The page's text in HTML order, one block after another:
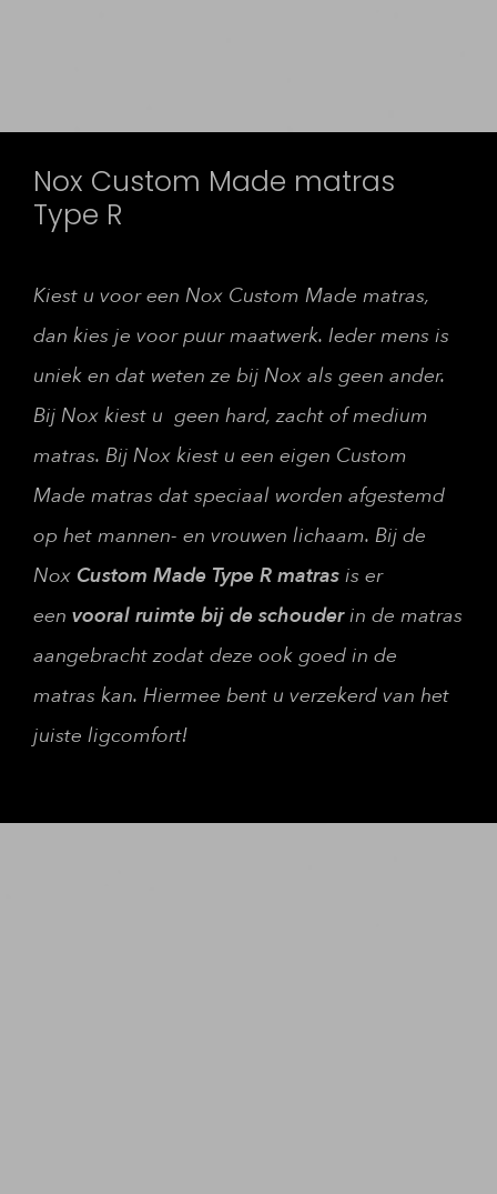
Nox Custom Made matras
Type R
Kiest u voor een Nox Custom Made matras,
dan kies je voor puur maatwerk. Ieder mens is
uniek en dat weten ze bij Nox als geen ander.
Bij Nox kiest u geen hard, zacht of medium
matras. Bij Nox kiest u een eigen Custom
Made matras dat speciaal worden afgestemd
op het mannen- en vrouwen lichaam. Bij de
Nox Custom Made Type R matras is er
een vooral ruimte bij de schouderin de matras
aangebracht zodat deze ook goed in de
matras kan. Hiermee bent u verzekerd van het
juiste ligcomfort!